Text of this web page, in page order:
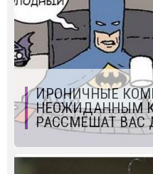
ИРОНИЧНЫЕ
НЕОЖИДАННЫМ
РАССМЕШАТ ВАС